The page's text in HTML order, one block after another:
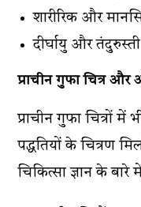
शारीरिक और
दीर्घायु और तंदुरुस्ती
प्राचीन गुफा चित्र और
प्राचीन गुफा चित्रों
पद्धतियों के चित्रण
चिकित्सा ज्ञान के बारे